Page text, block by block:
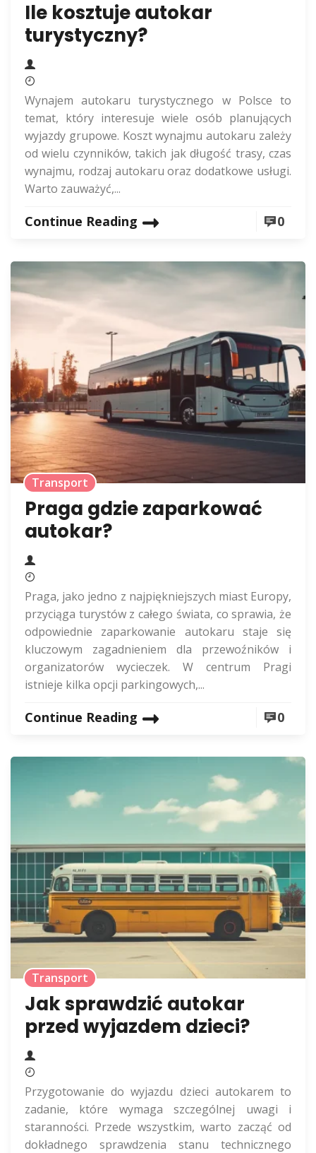
Ile kosztuje autokar
turystyczny?
Wynajem autokaru turystycznego w Polsce to
temat, który interesuje wiele osób planujących
wyjazdy grupowe. Koszt wynajmu autokaru zależy
od wielu czynników, takich jak długość trasy, czas
wynajmu, rodzaj autokaru oraz dodatkowe usługi.
Warto zauważyć,...
Continue Reading 0
Transport
Praga gdzie zaparkować
autokar?
Praga, jako jedno z najpiękniejszych miast Europy,
przyciąga turystów z całego świata, co sprawia, że
odpowiednie zaparkowanie autokaru staje się
kluczowym zagadnieniem dla przewoźników i
organizatorów wycieczek. W centrum Pragi
istnieje kilka opcji parkingowych,...
Continue Reading 0
Transport
Jak sprawdzić autokar
przed wyjazdem dzieci?
Przygotowanie do wyjazdu dzieci autokarem to
zadanie, które wymaga szczególnej uwagi i
staranności. Przede wszystkim, warto zacząć od
dokładnego sprawdzenia stanu technicznego